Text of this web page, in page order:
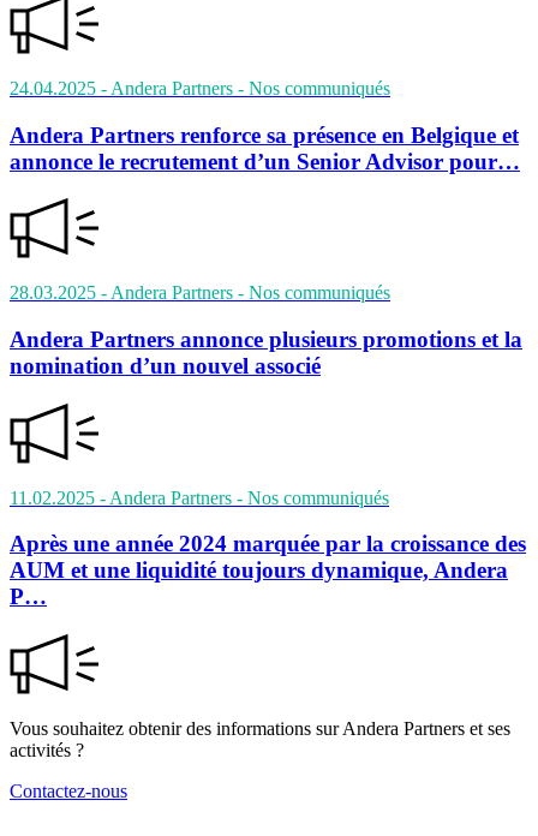
24.04.2025 - Andera Partners - Nos communiqués
Andera Partners renforce sa présence en Belgique et
annonce le recrutement d’un Senior Advisor pour…
28.03.2025 - Andera Partners - Nos communiqués
Andera Partners annonce plusieurs promotions et la
nomination d’un nouvel associé
11.02.2025 - Andera Partners - Nos communiqués
Après une année 2024 marquée par la croissance des
AUM et une liquidité toujours dynamique, Andera
P…
Vous souhaitez obtenir des informations sur Andera Partners et ses
activités ?
Contactez-nous